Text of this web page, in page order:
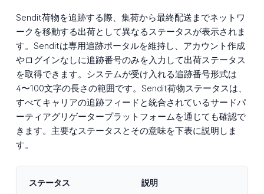
Sendit荷物を追跡する際、集荷から最終配送までネットワ
ークを移動する出荷として異なるステータスが表示されま
す。Senditは専用追跡ポータルを維持し、アカウント作成
やログインなしに追跡番号のみを入力して出荷ステータス
を取得できます。システムが受け入れる追跡番号形式は
4〜100文字の長さの範囲です。Sendit荷物ステータスは、
すべてキャリアの追跡フィードと統合されているサードパ
ーティアグリゲータープラットフォームを通じても確認で
きます。主要なステータスとその意味を下表に説明しま
す。
ステータス 説明